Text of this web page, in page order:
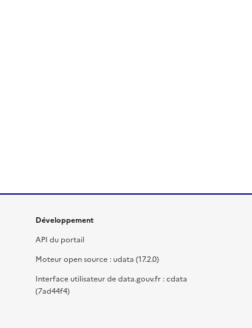
Développement
API du portail
Moteur open source : udata (17.2.0)
Interface utilisateur de data.gouv.fr : cdata
(7ad44f4)